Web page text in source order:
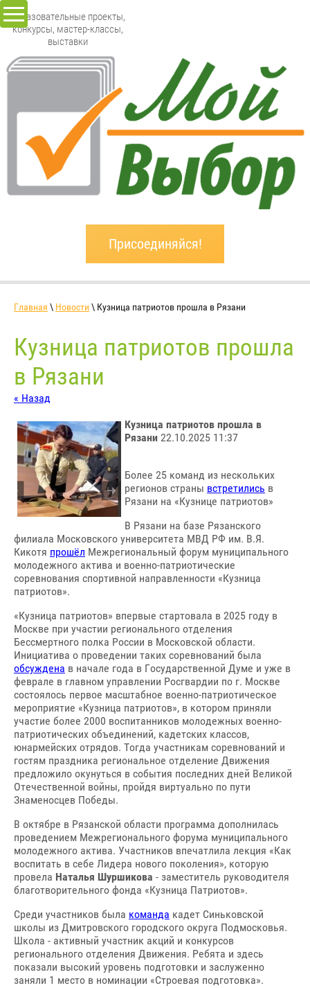
Образовательные проекты,
конкурсы, мастер-классы,
выставки
Присоединяйся!
Главная \ Новости\ Кузница патриотов прошла в Рязани
Кузница патриотов прошла
в Рязани
« Назад
Кузница патриотов прошла в
Рязани 22.10.2025 11:37
Более 25 команд из нескольких
регионов страны встретились в
Рязани на «Кузнице патриотов»
В Рязани на базе Рязанского
филиала Московского университета МВД РФ им. В.Я.
Кикотя прошёл Межрегиональный форум муниципального
молодежного актива и военно-патриотические
соревнования спортивной направленности «Кузница
патриотов».
«Кузница патриотов» впервые стартовала в 2025 году в
Москве при участии регионального отделения
Бессмертного полка России в Московской области.
Инициатива о проведении таких соревнований была
обсуждена в начале года в Государственной Думе и уже в
феврале в главном управлении Росгвардии по г. Москве
состоялось первое масштабное военно-патриотическое
мероприятие «Кузница патриотов», в котором приняли
участие более 2000 воспитанников молодежных военно-
патриотических объединений, кадетских классов,
юнармейских отрядов. Тогда участникам соревнований и
гостям праздника региональное отделение Движения
предложило окунуться в события последних дней Великой
Отечественной войны, пройдя виртуально по пути
Знаменосцев Победы.
В октябре в Рязанской области программа дополнилась
проведением Межрегионального форума муниципального
молодежного актива. Участников впечатлила лекция «Как
воспитать в себе Лидера нового поколения», которую
провела Наталья Шуршикова - заместитель руководителя
благотворительного фонда «Кузница Патриотов».
Среди участников была команда кадет Синьковской
школы из Дмитровского городского округа Подмосковья.
Школа - активный участник акций и конкурсов
регионального отделения Движения. Ребята и здесь
показали высокий уровень подготовки и заслуженно
заняли 1 место в номинации «Строевая подготовка».